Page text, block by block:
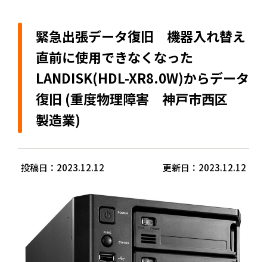
緊急出張データ復旧 機器入れ替え
直前に使用できなくなった
LANDISK(HDL-XR8.0W)からデータ
復旧 (重度物理障害 神戸市西区
製造業)
投稿日：2023.12.12 更新日：2023.12.12